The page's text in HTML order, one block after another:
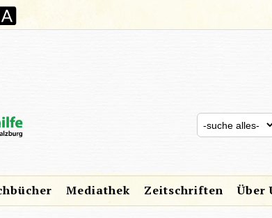
Search for
Mediathek Zeitschriften Über